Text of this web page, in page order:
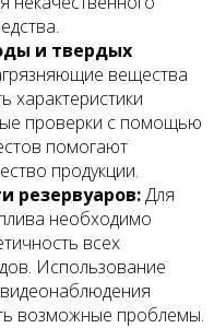
и твердых
вещества
характеристики
проверки с помощью
помогают
продукции.
резервуаров:Для
необходимо
всех
Использование
возможные проблемы.